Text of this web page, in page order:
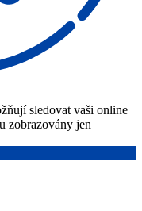
sledovat vaši online
zobrazovány jen